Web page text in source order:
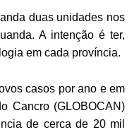
duas unidades nos
A intenção é ter,
em cada província.
casos por ano e em
Cancro (GLOBOCAN)
de cerca de 20 mil